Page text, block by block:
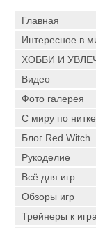
Главная
Интересное в
ХОББИ И
Видео
Фото галерея
С миру по нитке
Блог Red Witch
Рукоделие
Всё для игр
Обзоры игр
Трейнеры к